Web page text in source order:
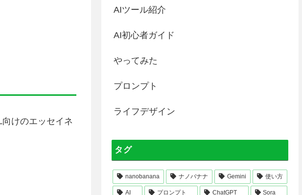
けのエッセイネ
AIツール紹介
AI初心者ガイド
やってみた
プロンプト
ライフデザイン
タグ
nanobanana ナノバナナ Gemini 使い方
AI プロンプト ChatGPT Sora